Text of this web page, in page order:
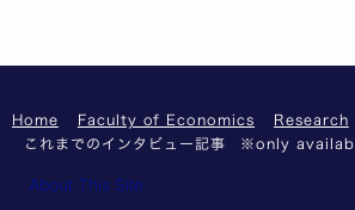
Home Faculty of Economics
Research
これまでのインタビュー記事 ※only
About This Site